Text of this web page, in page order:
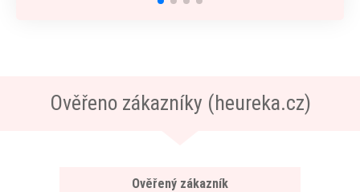
Ověřeno zákazníky (heureka.cz)
Ověřený zákazník